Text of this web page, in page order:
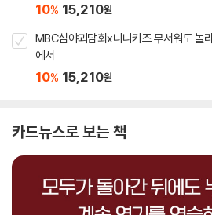
10% 15,210원
MBC심야괴담회x니니키즈 무서워도 놀
에서
10% 15,210원
카드뉴스로 보는 책